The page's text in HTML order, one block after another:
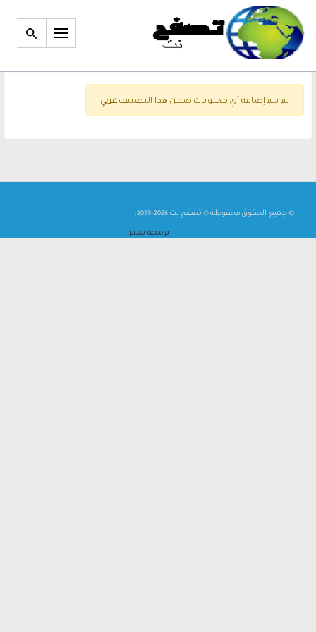
لم يتم إضافة أي محتويات ضمن هذا التصنيفعربي
©جميع الحقوق محفوظة © تصفح نت 2026-2019.
برمجة يمنز